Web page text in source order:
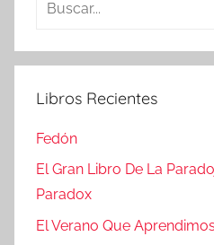
Libros Recientes
Fedón
El Gran Libro De La
Paradox
El Verano Que